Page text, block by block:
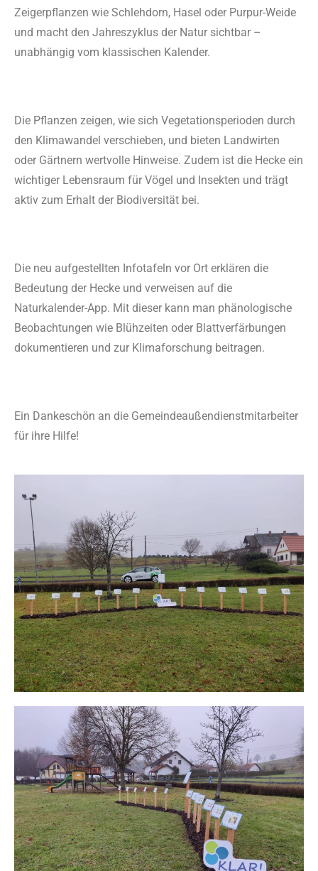
Zeigerpflanzen wie Schlehdorn, Hasel oder Purpur-Weide
und macht den Jahreszyklus der Natur sichtbar –
unabhängig vom klassischen Kalender.
Die Pflanzen zeigen, wie sich Vegetationsperioden durch
den Klimawandel verschieben, und bieten Landwirten
oder Gärtnern wertvolle Hinweise. Zudem ist die Hecke ein
wichtiger Lebensraum für Vögel und Insekten und trägt
aktiv zum Erhalt der Biodiversität bei.
Die neu aufgestellten Infotafeln vor Ort erklären die
Bedeutung der Hecke und verweisen auf die
Naturkalender-App. Mit dieser kann man phänologische
Beobachtungen wie Blühzeiten oder Blattverfärbungen
dokumentieren und zur Klimaforschung beitragen.
Ein Dankeschön an die Gemeindeaußendienstmitarbeiter
für ihre Hilfe!